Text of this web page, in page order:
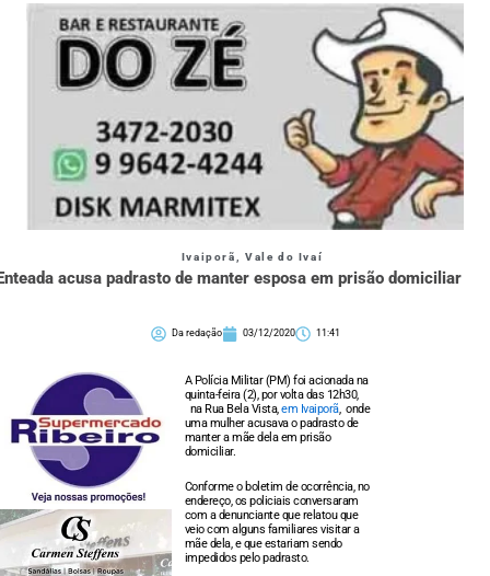
Ivaiporã Vale do Ivaí
acusa padrasto de manter esposa em prisão domiciliar
Da redação 03/12/2020 11:41
A Polícia Militar (PM) foi acionada na
quinta-feira (2), por volta das 12h30,
na Rua Bela Vista,em Ivaiporã, onde
uma mulher acusava o padrasto de
manter a mãe dela em prisão
domiciliar.
Conforme o boletim de ocorrência, no
endereço, os policiais conversaram
com a denunciante que relatou que
veio com alguns familiares visitar a
mãe dela, e que estariam sendo
impedidos pelo padrasto.